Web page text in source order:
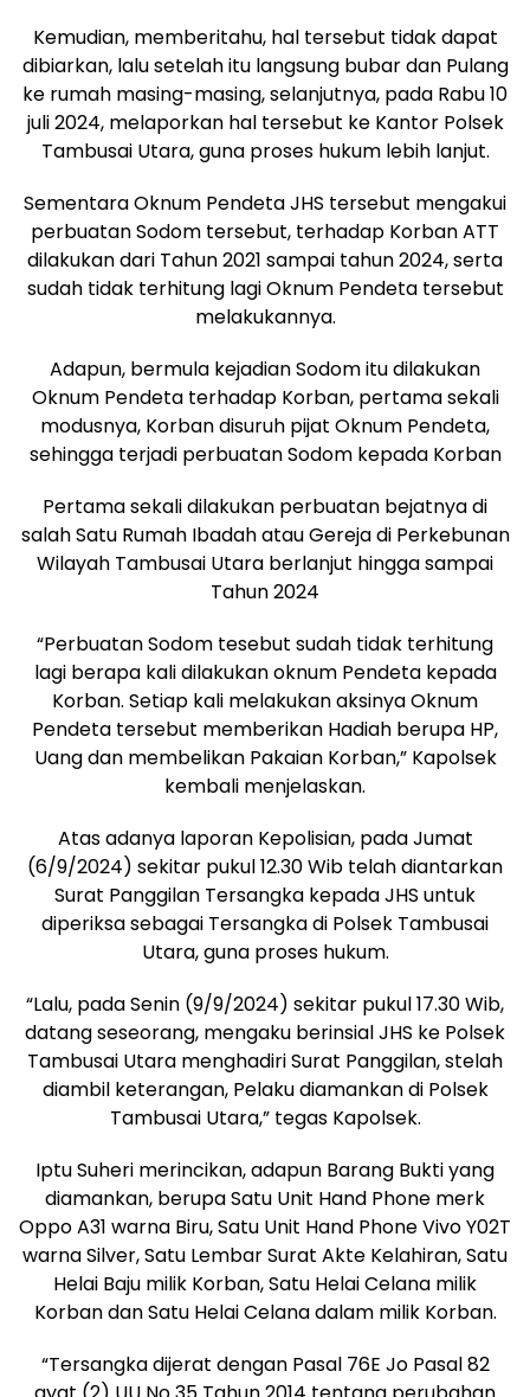
Kemudian, memberitahu, hal tersebut tidak dapat
dibiarkan, lalu setelah itu langsung bubar dan Pulang
ke rumah masing-masing, selanjutnya, pada Rabu 10
juli 2024, melaporkan hal tersebut ke Kantor Polsek
Tambusai Utara, guna proses hukum lebih lanjut.
Sementara Oknum Pendeta JHS tersebut mengakui
perbuatan Sodom tersebut, terhadap Korban ATT
dilakukan dari Tahun 2021 sampai tahun 2024, serta
sudah tidak terhitung lagi Oknum Pendeta tersebut
melakukannya.
Adapun, bermula kejadian Sodom itu dilakukan
Oknum Pendeta terhadap Korban, pertama sekali
modusnya, Korban disuruh pijat Oknum Pendeta,
sehingga terjadi perbuatan Sodom kepada Korban
Pertama sekali dilakukan perbuatan bejatnya di
salah Satu Rumah Ibadah atau Gereja di Perkebunan
Wilayah Tambusai Utara berlanjut hingga sampai
Tahun 2024
“Perbuatan Sodom tesebut sudah tidak terhitung
lagi berapa kali dilakukan oknum Pendeta kepada
Korban. Setiap kali melakukan aksinya Oknum
Pendeta tersebut memberikan Hadiah berupa HP,
Uang dan membelikan Pakaian Korban,” Kapolsek
kembali menjelaskan.
Atas adanya laporan Kepolisian, pada Jumat
(6/9/2024) sekitar pukul 12.30 Wib telah diantarkan
Surat Panggilan Tersangka kepada JHS untuk
diperiksa sebagai Tersangka di Polsek Tambusai
Utara, guna proses hukum.
“Lalu, pada Senin (9/9/2024) sekitar pukul 17.30 Wib,
datang seseorang, mengaku berinsial JHS ke Polsek
Tambusai Utara menghadiri Surat Panggilan, stelah
diambil keterangan, Pelaku diamankan di Polsek
Tambusai Utara,” tegas Kapolsek.
Iptu Suheri merincikan, adapun Barang Bukti yang
diamankan, berupa Satu Unit Hand Phone merk
Oppo A31 warna Biru, Satu Unit Hand Phone Vivo Y02T
warna Silver, Satu Lembar Surat Akte Kelahiran, Satu
Helai Baju milik Korban, Satu Helai Celana milik
Korban dan Satu Helai Celana dalam milik Korban.
“Tersangka dijerat dengan Pasal 76E Jo Pasal 82